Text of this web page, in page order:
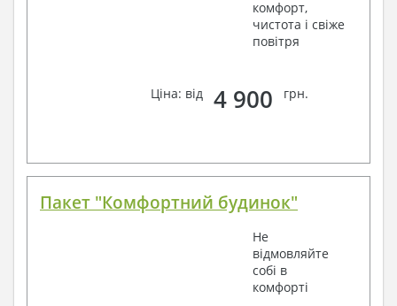
комфорт,
чистота і свіже
повітря
Ціна: від 4 900 грн.
Пакет "Комфортний будинок"
Не
відмовляйте
собі в
комфорті